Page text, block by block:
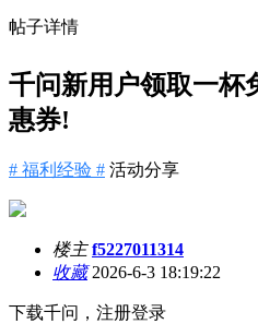
帖子详情
千问新用户领取一杯
惠券!
# 福利经验 # 活动分享
楼主 f5227011314
收藏2026-6-3 18:19:22
下载千问，注册登录